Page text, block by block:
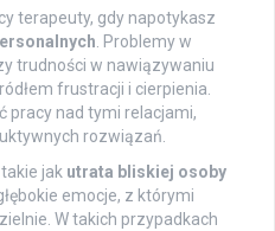
terapeuty, gdy napotykasz
. Problemy w
trudności w nawiązywaniu
frustracji i cierpienia.
pracy nad tymi relacjami,
rozwiązań.
jak utrata bliskiej osoby
emocje, z którymi
W takich przypadkach